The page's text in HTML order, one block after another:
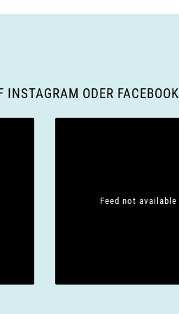
INSTAGRAM ODER FACEBOOK
Feed not available